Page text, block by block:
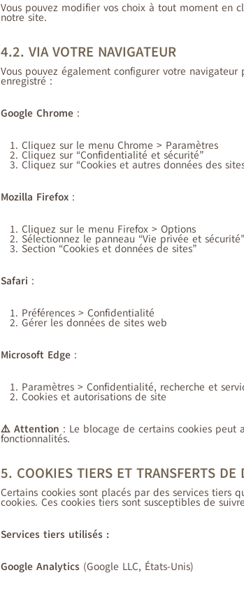
Vous pouvez modifier vos choix à tout moment en
notre site.
4.2. VIA VOTRE NAVIGATEUR
Vous pouvez également configurer votre
enregistré :
Google Chrome :
Cliquez sur le menu Chrome > Paramètres
Cliquez sur “Confidentialité et sécurité”
Cliquez sur “Cookies et autres données des
Mozilla Firefox :
Cliquez sur le menu Firefox > Options
Sélectionnez le panneau “Vie privée et sécurité”
Section “Cookies et données de sites”
Safari :
Préférences > Confidentialité
Gérer les données de sites web
Microsoft Edge :
Paramètres > Confidentialité, recherche et
Cookies et autorisations de site
⚠️ Attention : Le blocage de certains cookies peut
fonctionnalités.
5. COOKIES TIERS ET TRANSFERTS DE
Certains cookies sont placés par des services tiers
cookies. Ces cookies tiers sont susceptibles de
Services tiers utilisés :
Google Analytics (Google LLC, États-Unis)